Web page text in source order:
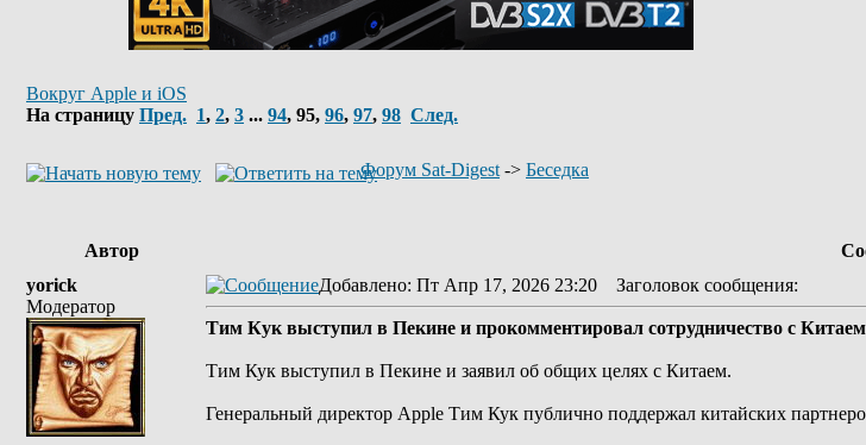
Вокруг Apple и iOS
На страницу Пред. 1, 2, 3 ... 94, 95, 96, 97, 98 След.
Форум Sat-Digest -> Беседка
Автор
yorick
Модератор
Добавлено: Пт Апр 17, 2026 23:20 Заголовок сообщения:
Тим Кук выступил в Пекине и прокомментировал сотрудничество с Китаем
Тим Кук выступил в Пекине и заявил об общих целях с Китаем.
Генеральный директор Apple Тим Кук публично поддержал китайских